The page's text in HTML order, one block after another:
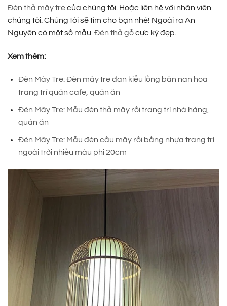
Đèn thả mây trecủa chúng tôi. Hoặc liên hệ với nhân viên
chúng tôi. Chúng tôi sẽ tìm cho bạn nhé! Ngoài ra An
Nguyên có một số mẫu Đèn thả gỗcực kỳ đẹp.
Xem thêm:
Đèn Mây Tre: Đèn mây tre đan kiểu lồng bàn nan hoa
trang trí quán cafe, quán ăn
Đèn Mây Tre: Mẫu đèn thả mây rối trang trí nhà hàng,
quán ăn
Đèn Mây Tre: Mẫu đèn cầu mây rối bằng nhựa trang trí
ngoài trời nhiều màu phi 20cm